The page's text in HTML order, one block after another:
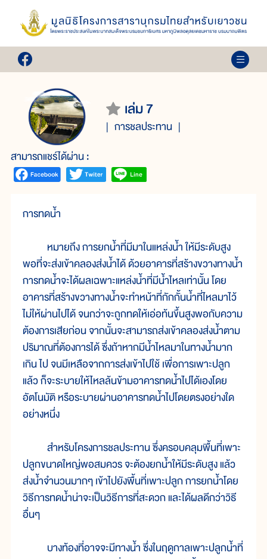
เล่ม 7
การชลประทาน
สามารถแชร์ได้ผ่าน :
การทดน้ำ
หมายถึง การยกน้ำที่มีมาในแหล่งน้ำ ให้มีระดับสูง
พอที่จะส่งเข้าคลองส่งน้ำได้ ด้วยอาคารที่สร้างขวางทางน้ำ
การทดน้ำจะได้ผลเฉพาะแหล่งน้ำที่มีน้ำไหลเท่านั้น โดย
อาคารที่สร้างขวางทางน้ำจะทำหน้าที่กักกั้นน้ำที่ไหลมาไว้
ไม่ให้ผ่านไปได้ จนกว่าจะถูกทดให้เอ่อท้นขึ้นสูงพอกับความ
ต้องการเสียก่อน จากนั้นจะสามารถส่งเข้าคลองส่งน้ำตาม
ปริมาณที่ต้องการได้ ซึ่งถ้าหากมีน้ำไหลมาในทางน้ำมาก
เกิน ไป จนมีเหลือจากการส่งเข้าไปใช้ เพื่อการเพาะปลูก
แล้ว ก็จะระบายให้ไหลล้นข้ามอาคารทดน้ำไปได้เองโดย
อัตโนมัติ หรือระบายผ่านอาคารทดน้ำไปโดยตรงอย่างใด
อย่างหนึ่ง
สำหรับโครงการชลประทาน ซึ่งครอบคลุมพื้นที่เพาะ
ปลูกขนาดใหญ่พอสมควร จะต้องยกน้ำให้มีระดับสูง แล้ว
ส่งน้ำจำนวนมากๆ เข้าไปยังพื้นที่เพาะปลูก การยกน้ำโดย
วิธีการทดน้ำน่าจะเป็นวิธีการที่สะดวก และได้ผลดีกว่าวิธี
อื่นๆ
บางท้องที่อาจจะมีทางน้ำ ซึ่งในฤดูกาลเพาะปลูกน้ำที่